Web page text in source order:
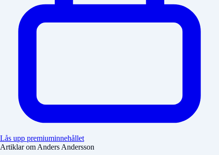
Lås upp premiuminnehållet
Artiklar om Anders Andersson